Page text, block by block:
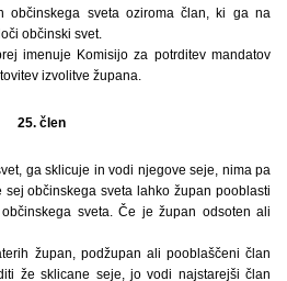
občinskega sveta oziroma član, ki ga na
občinski svet.
imenuje Komisijo za potrditev mandatov
izvolitve župana.
25. člen
ga sklicuje in vodi njegove seje, nima pa
občinskega sveta lahko župan pooblasti
sveta. Če je župan odsoten ali
župan, podžupan ali pooblaščeni član
že sklicane seje, jo vodi najstarejši član